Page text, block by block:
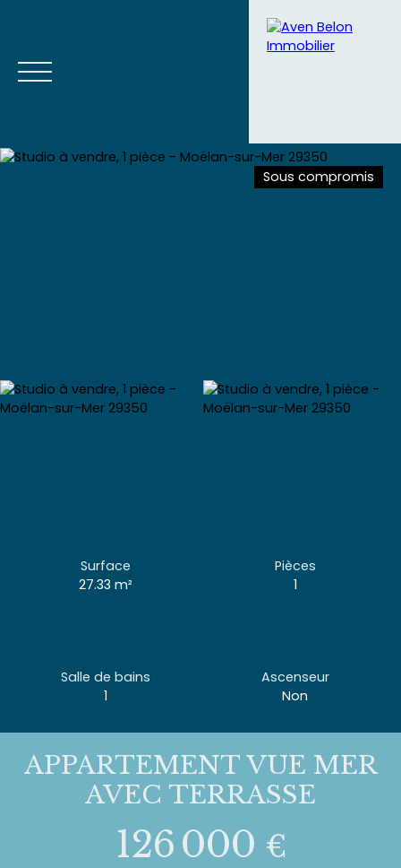
Estimation
Sous compromis
Surface
27.33m²
Pièces
1
Salle de bains
1
Ascenseur
Non
APPARTEMENT VUE MER
AVEC TERRASSE
126 000 €